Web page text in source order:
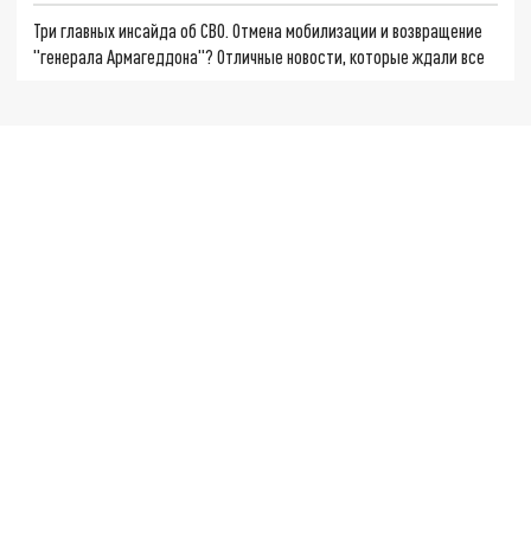
Три главных инсайда об СВО. Отмена мобилизации и возвращение
"генерала Армагеддона"? Отличные новости, которые ждали все